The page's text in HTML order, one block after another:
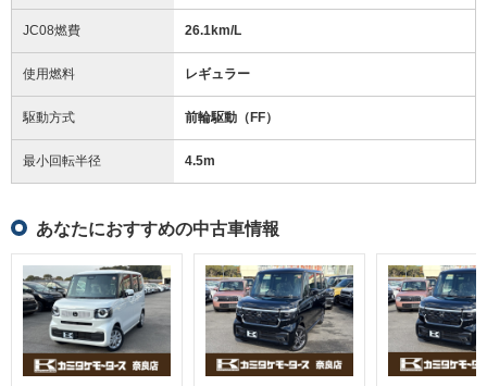
JC08燃費 26.1km/L
使用燃料 レギュラー
駆動方式 前輪駆動（FF）
最小回転半径 4.5m
あなたにおすすめの中古車情報